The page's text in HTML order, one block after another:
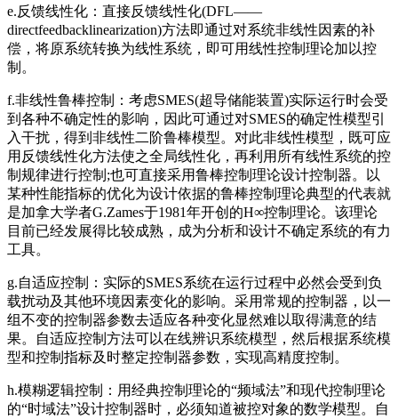
e.反馈线性化：直接反馈线性化(DFL——
directfeedbacklinearization)方法即通过对系统非线性因素的补
偿，将原系统转换为线性系统，即可用线性控制理论加以控
制。
f.非线性鲁棒控制：考虑SMES(超导储能装置)实际运行时会受
到各种不确定性的影响，因此可通过对SMES的确定性模型引
入干扰，得到非线性二阶鲁棒模型。对此非线性模型，既可应
用反馈线性化方法使之全局线性化，再利用所有线性系统的控
制规律进行控制;也可直接采用鲁棒控制理论设计控制器。以
某种性能指标的优化为设计依据的鲁棒控制理论典型的代表就
是加拿大学者G.Zames于1981年开创的H∞控制理论。该理论
目前已经发展得比较成熟，成为分析和设计不确定系统的有力
工具。
g.自适应控制：实际的SMES系统在运行过程中必然会受到负
载扰动及其他环境因素变化的影响。采用常规的控制器，以一
组不变的控制器参数去适应各种变化显然难以取得满意的结
果。自适应控制方法可以在线辨识系统模型，然后根据系统模
型和控制指标及时整定控制器参数，实现高精度控制。
h.模糊逻辑控制：用经典控制理论的“频域法”和现代控制理论
的“时域法”设计控制器时，必须知道被控对象的数学模型。自